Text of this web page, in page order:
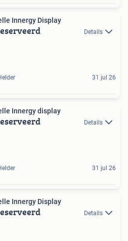
Innergy Display
Details
31 jul 26
Innergy display
Details
31 jul 26
Innergy Display
Details